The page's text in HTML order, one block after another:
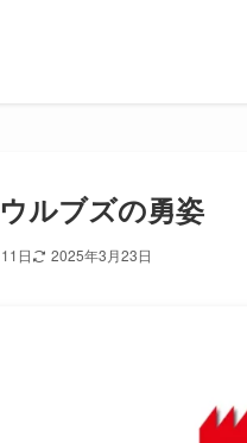
ルブズの勇姿
日 2025年3月23日